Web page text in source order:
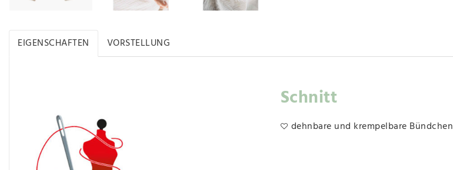
EIGENSCHAFTEN VORSTELLUNG
Schnitt
dehnbare und krempelbare Bündchen